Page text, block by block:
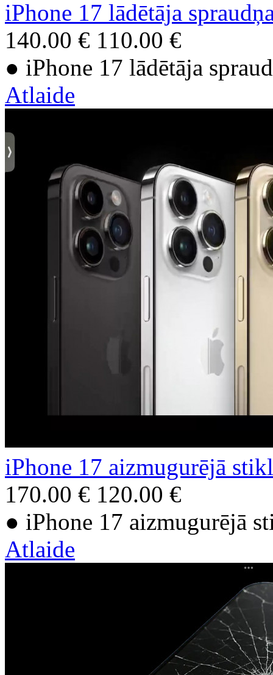
iPhone 17 lādētāja
140.00 € 110.00 €
● iPhone 17 lādētāja
Atlaide
iPhone 17 aizmugurējā
170.00 € 120.00 €
● iPhone 17 aizmugurējā
Atlaide